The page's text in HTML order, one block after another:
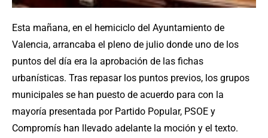
Esta mañana, en el hemiciclo del Ayuntamiento de
Valencia, arrancaba el pleno de julio donde uno de los
puntos del día era la aprobación de las fichas
urbanísticas. Tras repasar los puntos previos, los grupos
municipales se han puesto de acuerdo para con la
mayoría presentada por Partido Popular, PSOE y
Compromís han llevado adelante la moción y el texto.